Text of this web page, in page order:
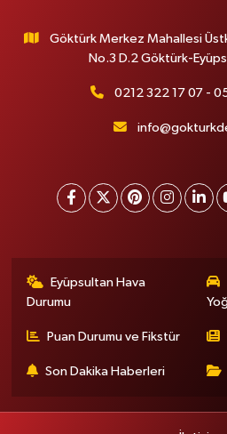
Göktürk Merkez Mahallesi
No.3 D.2 Göktürk-
0212 322 17 07 -
Eyüpsultan Hava
Durumu
Puan Durumu ve Fikstür
Son Dakika Haberleri